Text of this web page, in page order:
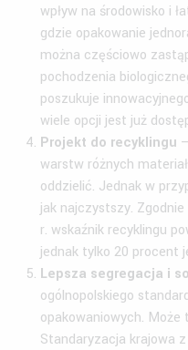
wpływ na środowisko i
gdzie opakowanie
można częściowo
pochodzenia
poszukuje
wiele opcji jest już
Projekt do recyklingu
warstw różnych
oddzielić. Jednak w
jak najczystszy.
r. wskaźnik recyklingu
jednak tylko 20 procent
Lepsza segregacja i
ogólnopolskiego
opakowaniowych.
Standaryzacja krajowa